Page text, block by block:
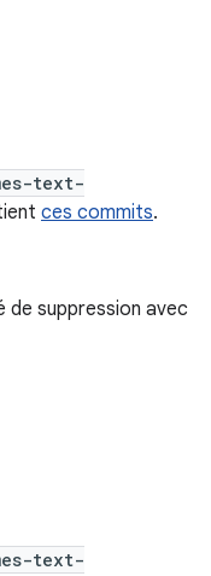
text-
ces commits.
suppression avec
text-